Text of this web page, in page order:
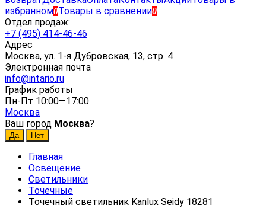
избранном0Товары в сравнении0
Отдел продаж:
+7 (495) 414-46-46
Адрес
Москва, ул. 1-я Дубровская, 13, стр. 4
Электронная почта
info@intario.ru
График работы
Пн-Пт 10:00—17:00
Москва
Ваш город Москва?
Главная
Освещение
Светильники
Точечные
Точечный светильник Kanlux Seidy 18281